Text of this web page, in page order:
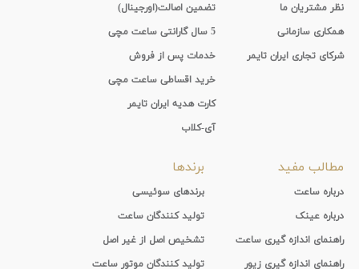
نظر مشتریان ما
همکاری سازمانی
شرکای تجاری ایران تایمر
تضمین اصالت(اورجینال)
5 سال گارانتی ساعت مچی
خدمات پس از فروش
خرید اقساطی ساعت مچی
کارت هدیه ایران تایمر
آی-کلاب
مطالب مفید
درباره ساعت
درباره عینک
راهنمای اندازه گیری ساعت
راهنمای اندازه گیری زیور
برندها
برندهای سوئیسی
تولید کنندگان ساعت
تشخیص اصل از غیر اصل
تولید کنندگان موتور ساعت